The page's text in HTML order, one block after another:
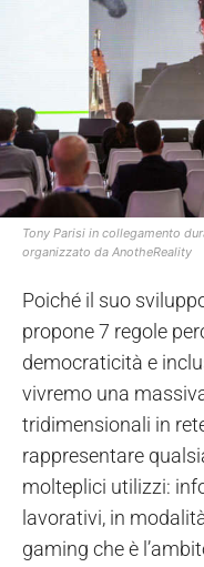
Tony Parisi in collegamento
organizzato da AnotheReality
Poiché il suo
propone 7 regole
democraticità e
vivremo una
tridimensionali in
rappresentare
molteplici utilizzi:
lavorativi, in
gaming che è